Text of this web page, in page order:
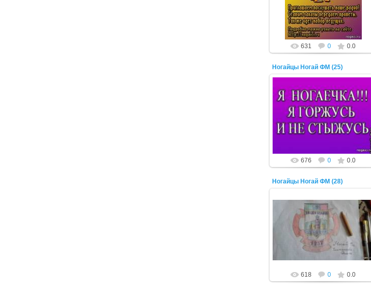
ADMIN
631 0 0.0
Ногайцы Ногай ФМ (25)
22 Октября 2014
ADMIN
676 0 0.0
Ногайцы Ногай ФМ (28)
22 Октября 2014
ADMIN
618 0 0.0